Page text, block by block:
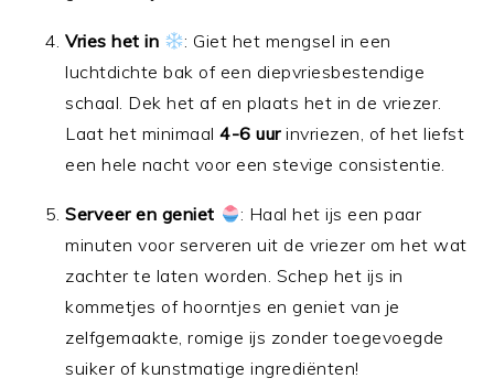
Vries het in
: Giet het mengsel in een
luchtdichte bak of een diepvriesbestendige
schaal. Dek het af en plaats het in de vriezer.
Laat het minimaal4-6 uurinvriezen, of het liefst
een hele nacht voor een stevige consistentie.
Serveer en geniet
: Haal het ijs een paar
minuten voor serveren uit de vriezer om het wat
zachter te laten worden. Schep het ijs in
kommetjes of hoorntjes en geniet van je
zelfgemaakte, romige ijs zonder toegevoegde
suiker of kunstmatige ingrediënten!